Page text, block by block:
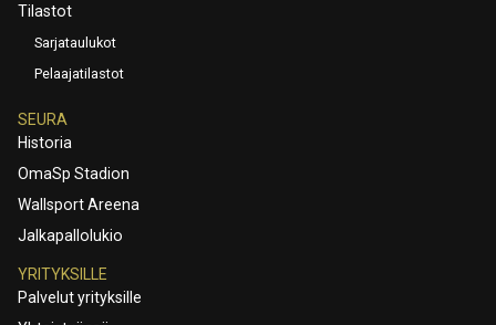
Tilastot
Sarjataulukot
Pelaajatilastot
SEURA
Historia
OmaSp Stadion
Wallsport Areena
Jalkapallolukio
YRITYKSILLE
Palvelut yrityksille